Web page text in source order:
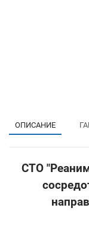
ОПИСАНИЕ
СТО